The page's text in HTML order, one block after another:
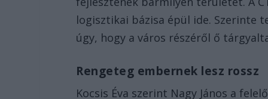
logisztikai bázisa épül ide. Szerinte
úgy, hogy a város részéről ő
Rengeteg embernek lesz rossz
Kocsis Éva szerint Nagy János a